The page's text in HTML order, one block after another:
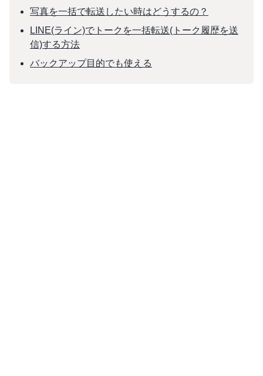
写真を一括で転送したい時はどうするの？
LINE(ライン)でトークを一括転送(トーク履歴を送
信)する方法
バックアップ目的でも使える